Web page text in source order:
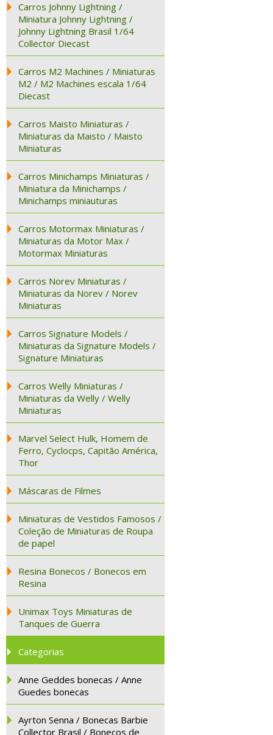
Carros Johnny Lightning /
Miniatura Johnny Lightning /
Johnny Lightning Brasil 1/64
Collector Diecast
Carros M2 Machines / Miniaturas
M2 / M2 Machines escala 1/64
Diecast
Carros Maisto Miniaturas /
Miniaturas da Maisto / Maisto
Miniaturas
Carros Minichamps Miniaturas /
Miniatura da Minichamps /
Minichamps miniauturas
Carros Motormax Miniaturas /
Miniaturas da Motor Max /
Motormax Miniaturas
Carros Norev Miniaturas /
Miniaturas da Norev / Norev
Miniaturas
Carros Signature Models /
Miniaturas da Signature Models /
Signature Miniaturas
Carros Welly Miniaturas /
Miniaturas da Welly / Welly
Miniaturas
Marvel Select Hulk, Homem de
Ferro, Cyclocps, Capitão América,
Thor
Máscaras de Filmes
Miniaturas de Vestidos Famosos /
Coleção de Miniaturas de Roupa
de papel
Resina Bonecos / Bonecos em
Resina
Unimax Toys Miniaturas de
Tanques de Guerra
Categorias
Anne Geddes bonecas / Anne
Guedes bonecas
Ayrton Senna / Bonecas Barbie
Collector Brasil / Bonecos de